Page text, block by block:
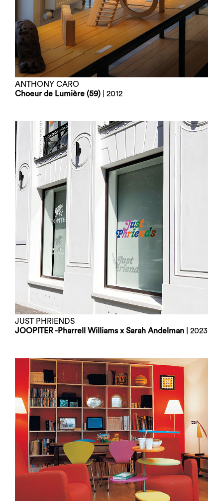
ANTHONY CARO
Choeur de Lumière (59) | 2012
JUST PHRIENDS
JOOPITER -Pharrell Williams x Sarah Andelman | 2023